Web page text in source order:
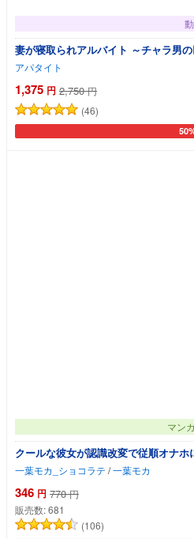
妻が寝取られアルバイト ～チャラ男
アパタイト
1,375 円 2,750 円
(46)
カー
マン
クールな彼女が認識改変で従順オナ
一葉モカ_ショコラテ /一葉モカ
346 円 770 円
販売数:681
(106)